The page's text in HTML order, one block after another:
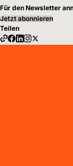
Für den Newsletter
Jetzt abonnieren
Teilen